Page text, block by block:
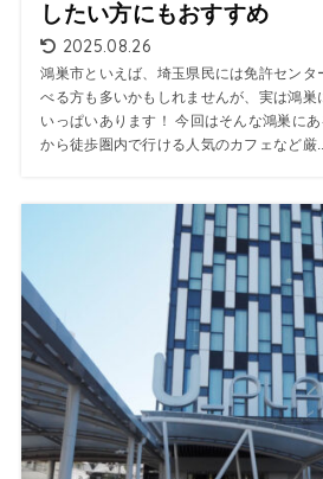
したい方にもおすすめ
2025.08.26
鴻巣市といえば、埼玉県民には免許センタ
べる方も多いかもしれませんが、実は鴻巣
いっぱいあります！ 今回はそんな鴻巣に
から徒歩圏内で行ける人気のカフェなど厳